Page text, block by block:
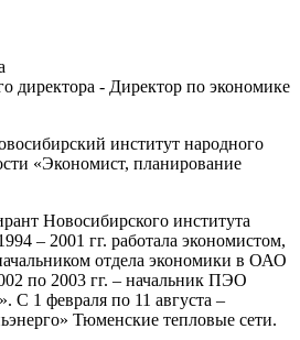
директора - Директор по экономике
институт народного
«Экономист, планирование
Новосибирского института
– 2001 гг. работала экономистом,
отдела экономики в ОАО
по 2003 гг. – начальник ПЭО
1 февраля по 11 августа –
Тюменские тепловые сети.